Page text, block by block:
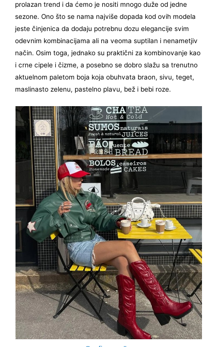
prolazan trend i da ćemo je nositi mnogo duže od jedne
sezone. Ono što se nama najviše dopada kod ovih modela
jeste činjenica da dodaju potrebnu dozu elegancije svim
odevnim kombinacijama ali na veoma suptilan i nenametjiv
način. Osim toga, jednako su praktični za kombinovanje kao
i crne cipele i čizme, a posebno se dobro slažu sa trenutno
aktuelnom paletom boja koja obuhvata braon, sivu, teget,
maslinasto zelenu, pastelno plavu, bež i bebi roze.